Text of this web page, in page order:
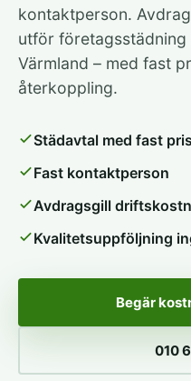
kontaktperson.
utför företagsstädning
Värmland – med fast
återkoppling.
Städavtal med fast pris
Fast kontaktperson
Avdragsgill
Kvalitetsuppföljning
Begär
010